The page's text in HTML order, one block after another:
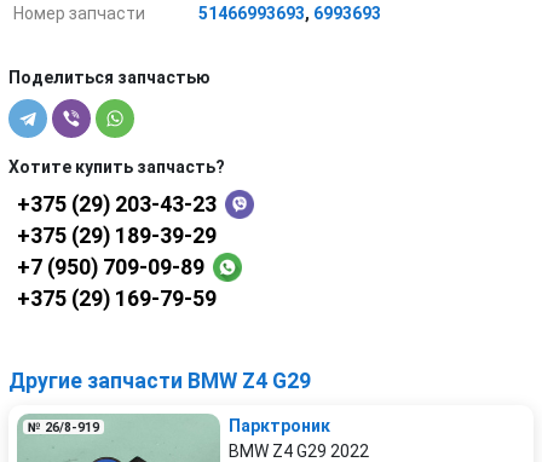
Номер запчасти
51466993693, 6993693
Поделиться запчастью
Хотите купить запчасть?
+375 (29) 203-43-23
+375 (29) 189-39-29
+7 (950) 709-09-89
+375 (29) 169-79-59
Другие запчасти BMW Z4 G29
№ 26/8-919
Парктроник
BMW Z4 G29 2022